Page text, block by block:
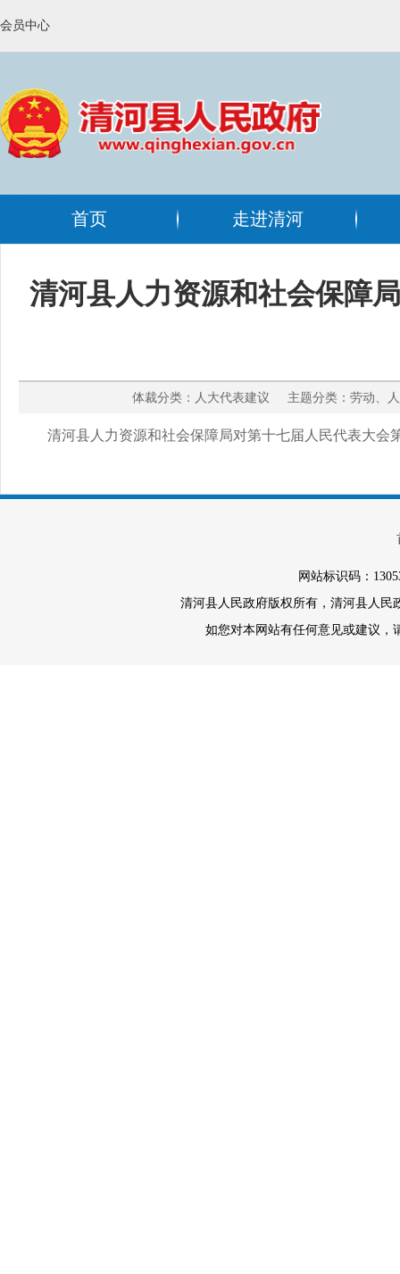
会员中心
首页 走进清河
清河县人力资源和社会保障
体裁分类：人大代表建议 主题分类：劳
清河县人力资源和社会保障局对第十七届人民代表大会
网站标识码：
清河县人民政府版权所有，清河县人
如您对本网站有任何意见或建议，